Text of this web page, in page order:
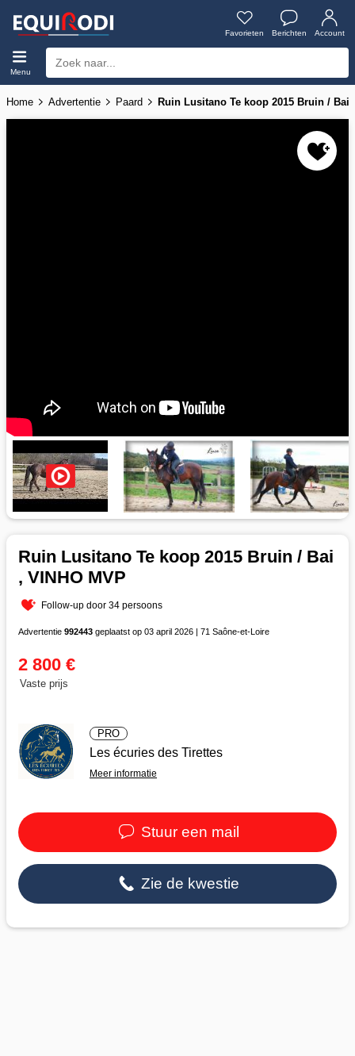
Favorieten Berichten Account
Menu
Home Advertentie Paard Ruin Lusitano Te koop 2015 Bruin / Bai
Ruin Lusitano Te koop 2015 Bruin / Bai
, VINHO MVP
Follow-up door 34 persoons
Advertentie 992443 geplaatst op 03 april 2026 | 71 Saône-et-Loire
2 800 €
Vaste prijs
PRO
Les écuries des Tirettes
Meer informatie
Stuur een mail
Zie de kwestie